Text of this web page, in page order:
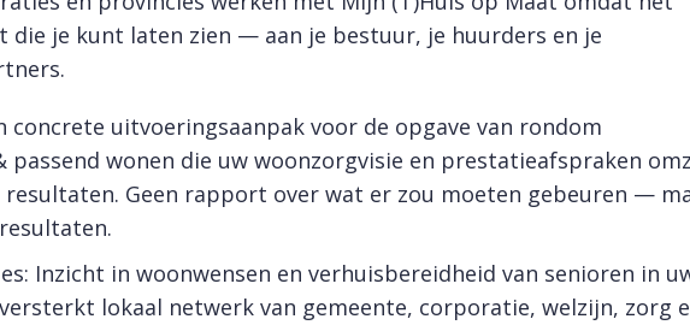
die je kunt laten zien — aan je bestuur, je huurders en je
concrete uitvoeringsaanpak voor de opgave van rondom
wonen die uw woonzorgvisie en prestatieafspraken
Geen rapport over wat er zou moeten gebeuren —
Inzicht in woonwensen en verhuisbereidheid van senioren in
lokaal netwerk van gemeente, corporatie, welzijn, zorg